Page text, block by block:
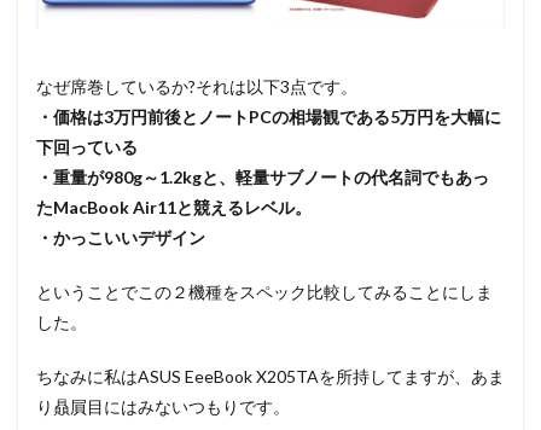
なぜ席巻しているか?それは以下3点です。
・価格は3万円前後とノートPCの相場観である5万円を大幅に
下回っている
・重量が980g～1.2kgと、軽量サブノートの代名詞でもあっ
たMacBook Air11と競えるレベル。
・かっこいいデザイン
ということでこの２機種をスペック比較してみることにしま
した。
ちなみに私はASUS EeeBook X205TAを所持してますが、あま
り贔屓目にはみないつもりです。